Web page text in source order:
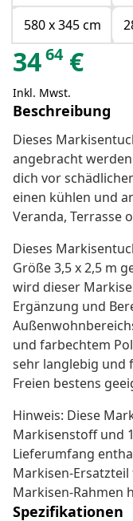
580 x 345 cm
3464 €
Inkl. Mwst.
Beschreibung
Dieses
angebracht
dich vor
einen kühlen und
Veranda, Terrasse
Dieses
Größe 3,5 x 2,5 m
wird dieser
Ergänzung und
und farbechtem
sehr langlebig und
Freien bestens
Hinweis: Diese
Markisenstoff und
Lieferumfang
Markisen-
Markisen-Rahmen
Spezifikationen